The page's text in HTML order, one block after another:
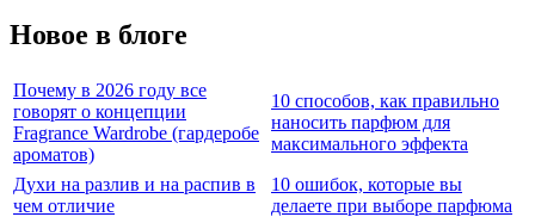
Новое в блоге
Почему в 2026 году все
говорят о концепции
Fragrance Wardrobe (гардеробе
ароматов)
10 способов, как правильно
наносить парфюм для
максимального эффекта
Духи на разлив и на распив в
чем отличие
10 ошибок, которые вы
делаете при выборе парфюма